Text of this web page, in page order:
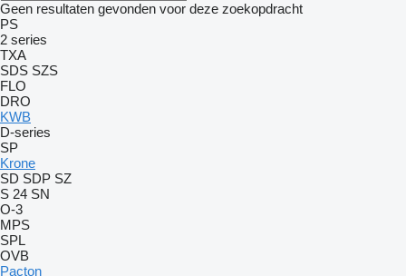
Geen resultaten gevonden voor deze zoekopdracht
PS
2 series
TXA
SDS SZS
FLO
DRO
KWB
D-series
SP
Krone
SD SDP SZ
S 24 SN
O-3
MPS
SPL
OVB
Pacton